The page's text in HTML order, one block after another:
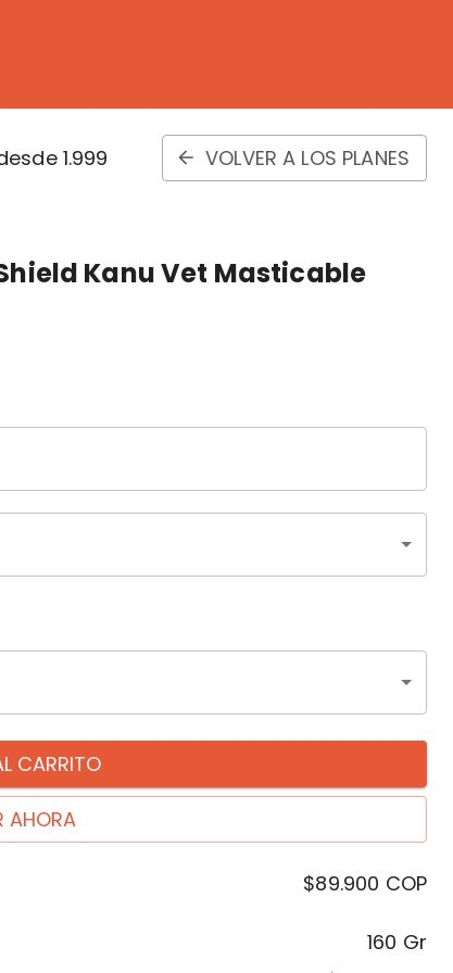
1.999 VOLVER A LOS PLANES
Kanu Vet Masticable
CARRITO
AHORA
$89.900 COP
160 Gr